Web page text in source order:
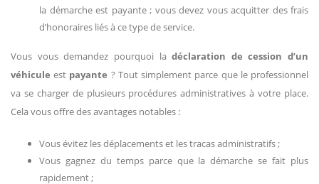
la démarche est payante ; vous devez vous acquitter des frais
d’honoraires liés à ce type de service.
Vous vous demandez pourquoi ladéclaration de cession d’un
véhicule est payante ? Tout simplement parce que le professionnel
va se charger de plusieurs procédures administratives à votre place.
Cela vous offre des avantages notables :
Vous évitez les déplacements et les tracas administratifs ;
Vous gagnez du temps parce que la démarche se fait plus
rapidement ;